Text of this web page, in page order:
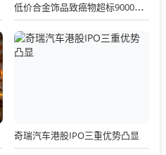
低价合金饰品致癌物超标9000多倍,皮肤过敏只是小事
奇瑞汽车港股IPO三重优势凸显